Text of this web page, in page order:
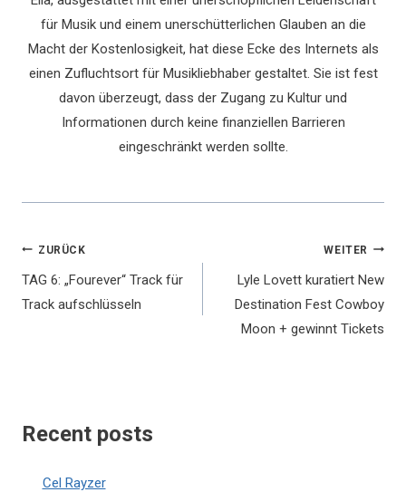
für Musik und einem unerschütterlichen Glauben an die
Macht der Kostenlosigkeit, hat diese Ecke des Internets als
einen Zufluchtsort für Musikliebhaber gestaltet. Sie ist fest
davon überzeugt, dass der Zugang zu Kultur und
Informationen durch keine finanziellen Barrieren
eingeschränkt werden sollte.
Beitragsnavigation
ZURÜCK
TAG 6: „Fourever“ Track für
Track aufschlüsseln
WEITER
Lyle Lovett kuratiert New
Destination Fest Cowboy
Moon + gewinnt Tickets
Recent posts
Cel Rayzer